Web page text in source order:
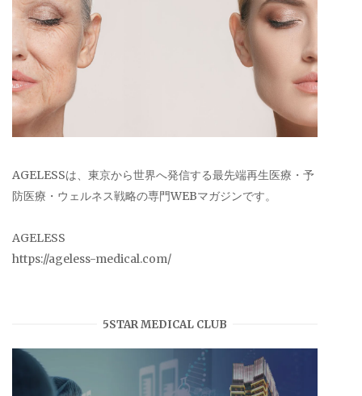
AGELESSは、東京から世界へ発信する最先端再生医療・予
防医療・ウェルネス戦略の専門WEBマガジンです。
AGELESS
https://ageless-medical.com/
5STAR MEDICAL CLUB